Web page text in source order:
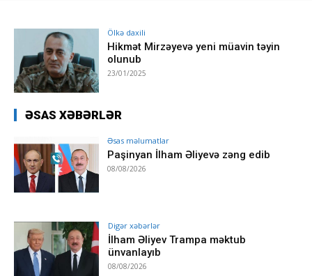
Ölkə daxili
Hikmət Mirzəyevə yeni müavin təyin
olunub
23/01/2025
ƏSAS XƏBƏRLƏR
Əsas məlumatlar
Paşinyan İlham Əliyevə zəng edib
08/08/2026
Digər xəbərlər
İlham Əliyev Trampa məktub
ünvanlayıb
08/08/2026